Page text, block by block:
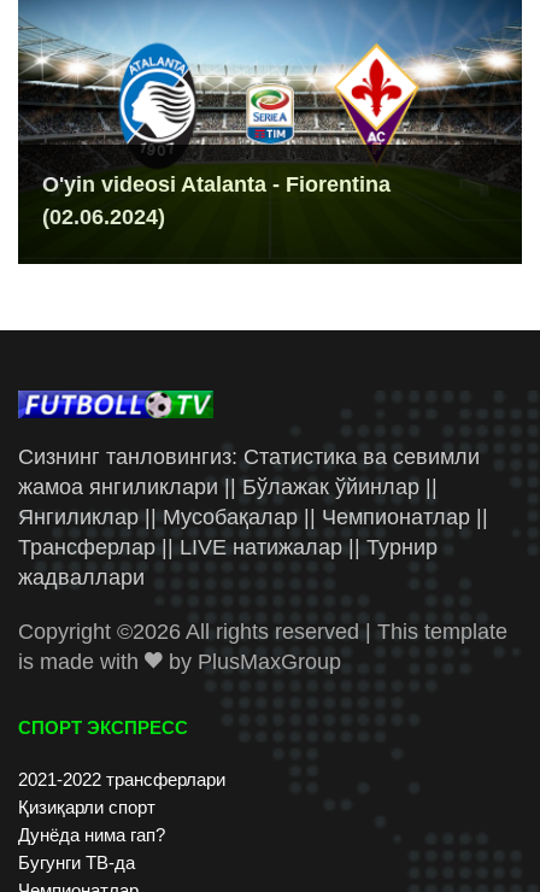
O'yin videosi Atalanta - Fiorentina
(02.06.2024)
Сизнинг танловингиз: Статистика ва севимли
жамоа янгиликлари || Бўлажак ўйинлар ||
Янгиликлар || Мусобақалар || Чемпионатлар ||
Трансферлар || LIVE натижалар || Турнир
жадваллари
Copyright ©2026 All rights reserved | This template
is made with
by PlusMaxGroup
СПОРТ ЭКСПРЕСС
2021-2022 трансферлари
Қизиқарли спорт
Дунёда нима гап?
Бугунги ТВ-да